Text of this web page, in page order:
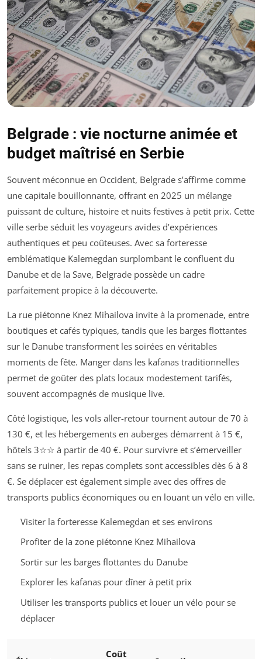
Belgrade : vie nocturne animée et
budget maîtrisé en Serbie
Souvent méconnue en Occident, Belgrade s’affirme comme
une capitale bouillonnante, offrant en 2025 un mélange
puissant de culture, histoire et nuits festives à petit prix. Cette
ville serbe séduit les voyageurs avides d’expériences
authentiques et peu coûteuses. Avec sa forteresse
emblématique Kalemegdan surplombant le confluent du
Danube et de la Save, Belgrade possède un cadre
parfaitement propice à la découverte.
La rue piétonne Knez Mihailova invite à la promenade, entre
boutiques et cafés typiques, tandis que les barges flottantes
sur le Danube transforment les soirées en véritables
moments de fête. Manger dans les kafanas traditionnelles
permet de goûter des plats locaux modestement tarifés,
souvent accompagnés de musique live.
Côté logistique, les vols aller-retour tournent autour de 70 à
130 €, et les hébergements en auberges démarrent à 15 €,
hôtels 3☆☆ à partir de 40 €. Pour survivre et s’émerveiller
sans se ruiner, les repas complets sont accessibles dès 6 à 8
€. Se déplacer est également simple avec des offres de
transports publics économiques ou en louant un vélo en ville.
Visiter la forteresse Kalemegdan et ses environs
Profiter de la zone piétonne Knez Mihailova
Sortir sur les barges flottantes du Danube
Explorer les kafanas pour dîner à petit prix
Utiliser les transports publics et louer un vélo pour se
déplacer
Coût